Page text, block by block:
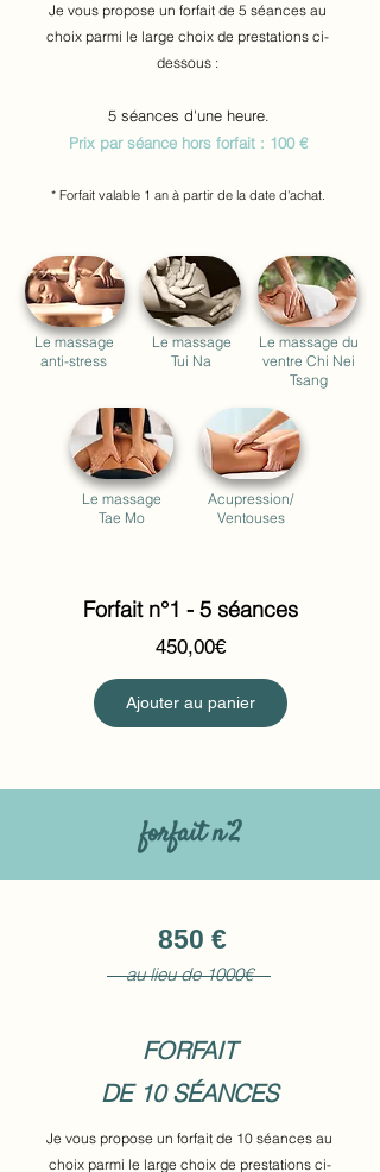
Je vous propose un forfait de 5 séances au
choix parmi le large choix de prestations ci-
dessous :
5 séances d'une heure.
Prix par séance hors forfait : 100 €
* Forfait valable 1 an à partir de la date d'achat.
Le massage
anti-stress
Le massage
Tui Na
Le massage du
ventre Chi Nei
Tsang
Le massage
Tae Mo
Acupression/
Ventouses
Forfait n°1 - 5 séances
450,00€Prix
Ajouter au panier
forfait n°2
FORFAIT
DE 10 SÉANCES
Je vous propose un forfait de 10 séances au
choix parmi le large choix de prestations ci-
850 €
au lieu de 1000€